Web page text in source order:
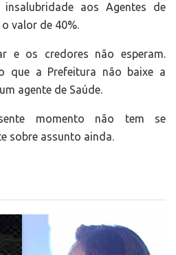
aos Agentes de
valor de 40%.
e os credores não esperam.
que a Prefeitura não baixe a
agente de Saúde.
momento não tem se
sobre assunto ainda.